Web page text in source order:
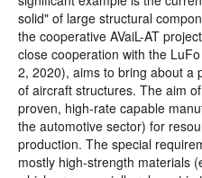
solid" of large structural
the cooperative AVaiL-AT
close cooperation with the
2, 2020), aims to bring about a
of aircraft structures. The aim
proven, high-rate capable
the automotive sector) for
production. The special
mostly high-strength materials